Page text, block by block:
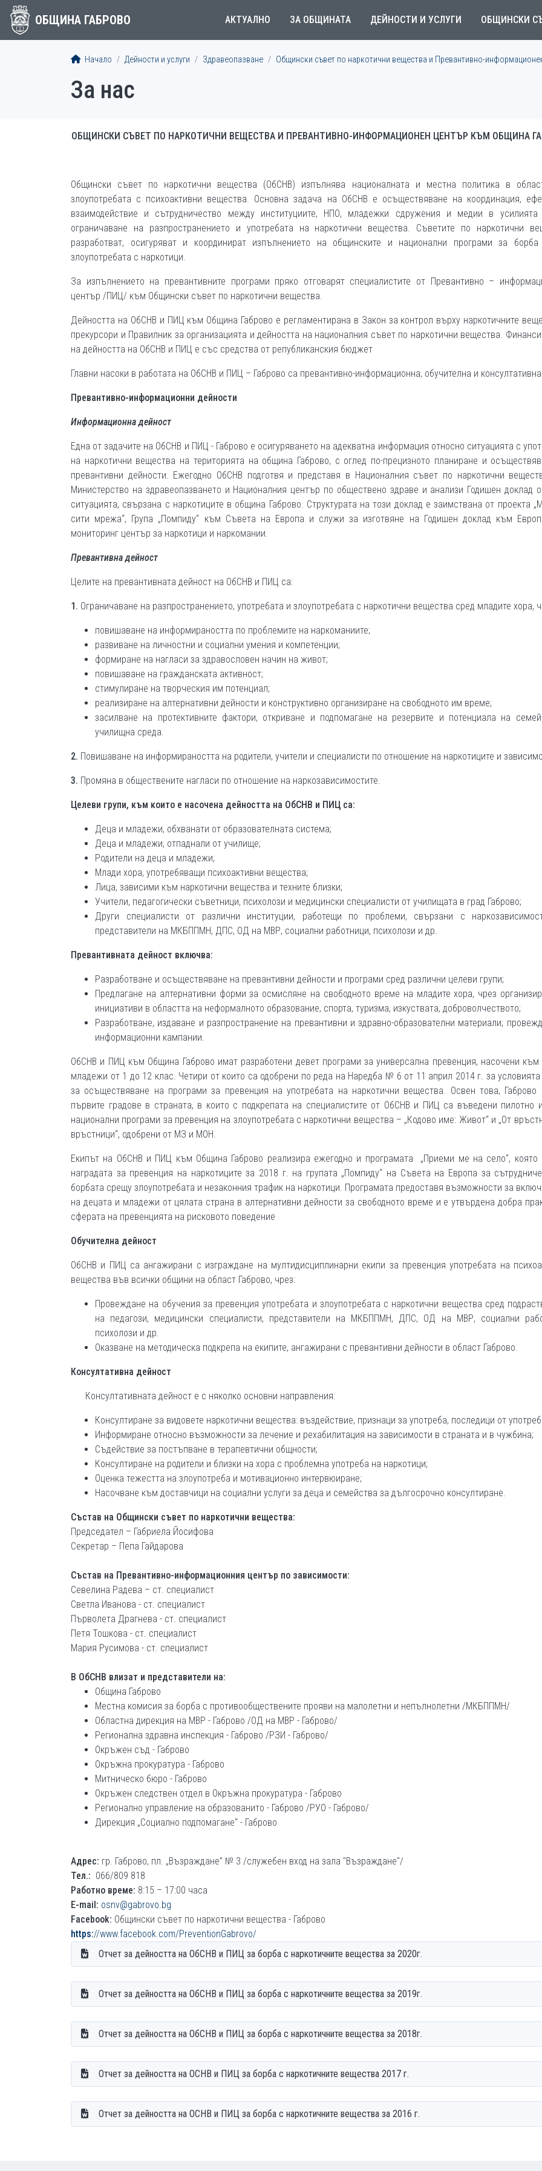
ОБЩИНА ГАБРОВО АКТУАЛНО ЗА ОБЩИНАТА ДЕЙНОСТИ И УСЛУГИ ОБЩИНСКИ
Начало Дейности и услуги Здравеопазване Общински съвет по наркотични вещества и Превантивно-
За нас
ОБЩИНСКИ СЪВЕТ ПО НАРКОТИЧНИ ВЕЩЕСТВА И ПРЕВАНТИВНО-ИНФОРМАЦИОНЕН ЦЕНТЪР КЪМ ОБЩИНА
Общински съвет по наркотични вещества (ОбСНВ) изпълнява националната и местна политика в
злоупотребата с психоактивни вещества. Основна задача на ОбСНВ е осъществяване на координация,
взаимодействие и сътрудничество между институциите, НПО, младежки сдружения и медии в
ограничаване на разпространението и употребата на наркотични вещества. Съветите по наркотични
разработват, осигуряват и координират изпълнението на общинските и национални програми за
злоупотребата с наркотици.
За изпълнението на превантивните програми пряко отговарят специалистите от Превантивно –
център /ПИЦ/ към Общински съвет по наркотични вещества.
Дейността на ОбСНВ и ПИЦ към Община Габрово е регламентирана в Закон за контрол върху наркотичните
прекурсори и Правилник за организацията и дейността на националния съвет по наркотични вещества.
на дейността на ОбСНВ и ПИЦ е със средства от републиканския бюджет
Главни насоки в работата на ОбСНВ и ПИЦ – Габрово са превантивно-информационна, обучителна и
Превантивно-информационни дейности
Информационна дейност
Една от задачите на ОбСНВ и ПИЦ - Габрово е осигуряването на адекватна информация относно ситуацията с
на наркотични вещества на територията на община Габрово, с оглед по-прецизното планиране и
превантивни дейности. Ежегодно ОбСНВ подготвя и представя в Националния съвет по наркотични
Министерство на здравеопазването и Националния център по обществено здраве и анализи Годишен доклад
ситуацията, свързана с наркотиците в община Габрово. Структурата на този доклад е заимствана от проекта
сити мрежа“, Група „Помпиду“ към Съвета на Европа и служи за изготвяне на Годишен доклад към
мониторинг център за наркотици и наркомании.
Превантивна дейност
Целите на превантивната дейност на ОбСНВ и ПИЦ са:
1. Ограничаване на разпространението, употребата и злоупотребата с наркотични вещества сред младите хора,
повишаване на информираността по проблемите на наркоманиите;
развиване на личностни и социални умения и компетенции;
формиране на нагласи за здравословен начин на живот;
повишаване на гражданската активност;
стимулиране на творческия им потенциал;
реализиране на алтернативни дейности и конструктивно организиране на свободното им време;
засилване на протективните фактори, откриване и подпомагане на резервите и потенциала на
училищна среда.
2. Повишаване на информираността на родители, учители и специалисти по отношение на наркотиците и
3. Промяна в обществените нагласи по отношение на наркозависимостите.
Целеви групи, към които е насочена дейността на ОбСНВ и ПИЦ са:
Деца и младежи, обхванати от образователната система;
Деца и младежи, отпаднали от училище;
Родители на деца и младежи;
Млади хора, употребяващи психоактивни вещества;
Лица, зависими към наркотични вещества и техните близки;
Учители, педагогически съветници, психолози и медицински специалисти от училищата в град Габрово;
Други специалисти от различни институции, работещи по проблеми, свързани с
представители на МКБППМН, ДПС, ОД на МВР, социални работници, психолози и др.
Превантивната дейност включва:
Разработване и осъществяване на превантивни дейности и програми сред различни целеви групи;
Предлагане на алтернативни форми за осмисляне на свободното време на младите хора, чрез
инициативи в областта на неформалното образование, спорта, туризма, изкуствата, доброволчеството;
Разработване, издаване и разпространение на превантивни и здравно-образователни материали;
информационни кампании.
ОбСНВ и ПИЦ към Община Габрово имат разработени девет програми за универсална превенция, насочени
младежи от 1 до 12 клас. Четири от които са одобрени по реда на Наредба № 6 от 11 април 2014 г. за
за осъществяване на програми за превенция на употребата на наркотични вещества. Освен това, Габрово
първите градове в страната, в които с подкрепата на специалистите от ОбСНВ и ПИЦ са въведени пилотно
национални програми за превенция на злоупотребата с наркотични вещества – „Кодово име: Живот“ и „От
връстници“, одобрени от МЗ и МОН.
Екипът на ОбСНВ и ПИЦ към Община Габрово реализира ежегодно и програмата „Приеми ме на село“, която
наградата за превенция на наркотиците за 2018 г. на групата „Помпиду“ на Съвета на Европа за
борбата срещу злоупотребата и незаконния трафик на наркотици. Програмата предоставя възможности за
на децата и младежи от цялата страна в алтернативни дейности за свободното време и е утвърдена добра
сферата на превенцията на рисковото поведение
Обучителна дейност
ОбСНВ и ПИЦ са ангажирани с изграждане на мултидисциплинарни екипи за превенция употребата на
вещества във всички общини на област Габрово, чрез:
Провеждане на обучения за превенция употребата и злоупотребата с наркотични вещества сред
на педагози, медицински специалисти, представители на МКБППМН, ДПС, ОД на МВР, социални
психолози и др.
Оказване на методическа подкрепа на екипите, ангажирани с превантивни дейности в област Габрово.
Консултативна дейност
Консултативната дейност е с няколко основни направления:
Консултиране за видовете наркотични вещества: въздействие, признаци за употреба, последици от
Информиране относно възможности за лечение и рехабилитация на зависимости в страната и в чужбина;
Съдействие за постъпване в терапевтични общности;
Консултиране на родители и близки на хора с проблемна употреба на наркотици;
Оценка тежестта на злоупотреба и мотивационно интервюиране;
Насочване към доставчици на социални услуги за деца и семейства за дългосрочно консултиране.
Състав на Общински съвет по наркотични вещества:
Председател – Габриела Йосифова
Секретар – Пепа Гайдарова
Състав на Превантивно-информационния център по зависимости:
Севелина Радева – ст. специалист
Светла Иванова - ст. специалист
Първолета Драгнева - ст. специалист
Петя Тошкова - ст. специалист
Мария Русимова - ст. специалист
В ОбСНВ влизат и представители на:
Община Габрово
Местна комисия за борба с противообществените прояви на малолетни и непълнолетни /МКБППМН/
Областна дирекция на МВР - Габрово /ОД на МВР - Габрово/
Регионална здравна инспекция - Габрово /РЗИ - Габрово/
Окръжен съд - Габрово
Окръжна прокуратура - Габрово
Митническо бюро - Габрово
Окръжен следствен отдел в Окръжна прокуратура - Габрово
Регионално управление на образованито - Габрово /РУО - Габрово/
Дирекция „Социално подпомагане“ - Габрово
Адрес: гр. Габрово, пл. „Възраждане” № 3 /служебен вход на зала "Възраждане"/
Тел.: 066/809 818
Работно време: 8:15 – 17:00 часа
E-mail: osnv@gabrovo.bg
Facebook: Общински съвет по наркотични вещества - Габрово
https://www.facebook.com/PreventionGabrovo/
Отчет за дейността на ОбСНВ и ПИЦ за борба с наркотичните вещества за 2020г.
Отчет за дейността на ОбСНВ и ПИЦ за борба с наркотичните вещества за 2019г.
Отчет за дейността на ОбСНВ и ПИЦ за борба с наркотичните вещества за 2018г.
Отчет за дейността на ОСНВ и ПИЦ за борба с наркотичните вещества 2017 г.
Отчет за дейността на ОСНВ и ПИЦ за борба с наркотичните вещества за 2016 г.